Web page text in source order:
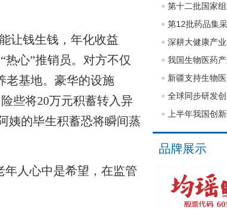
让钱生钱，年化收益
热心”推销员。对方不仅
老基地。豪华的设施
些将20万元积蓄转入异
姨的毕生积蓄恐将瞬间蒸
人心中是希望，在监管
第十二批国家
第12批药品集
深耕大健康产
我国生物医药
新疆支持生物
全球同步研发
上半年我国创
品牌展示